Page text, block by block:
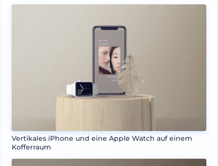
Vertikales iPhone und eine Apple Watch auf einem
Kofferraum